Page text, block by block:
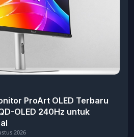
ProArt OLED Terbaru
OLED 240Hz untuk
2026